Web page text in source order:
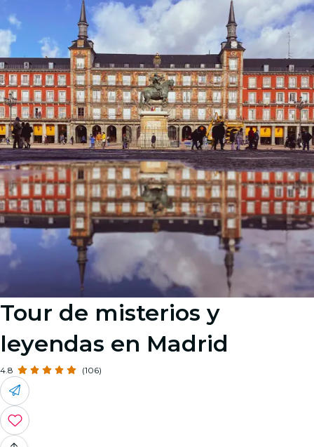
Tour de misterios y
leyendas en Madrid
4.8 (106)